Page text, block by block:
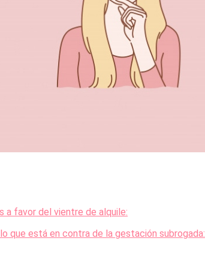
a favor del vientre de alquile:
que está en contra de la gestación subrogada: